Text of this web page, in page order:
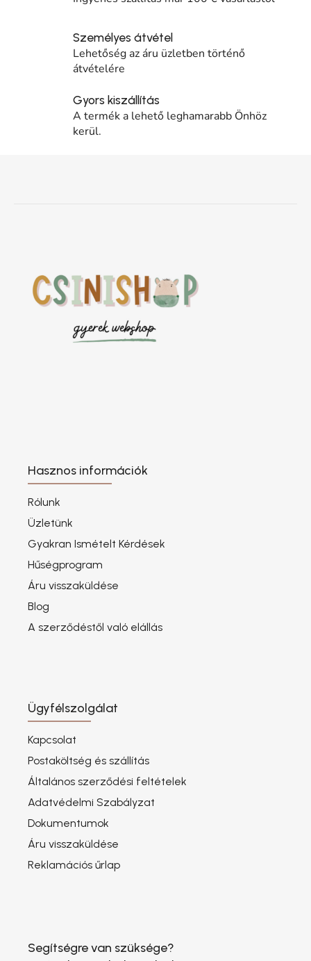
Személyes átvétel
Lehetőség az áru üzletben történő
átvételére
Gyors kiszállítás
A termék a lehető leghamarabb Önhöz
kerül.
Hasznos információk
Rólunk
Üzletünk
Gyakran Ismételt Kérdések
Hűségprogram
Áru visszaküldése
Blog
A szerződéstől való elállás
Ügyfélszolgálat
Kapcsolat
Postaköltség és szállítás
Általános szerződési feltételek
Adatvédelmi Szabályzat
Dokumentumok
Áru visszaküldése
Reklamációs űrlap
Segítségre van szüksége?